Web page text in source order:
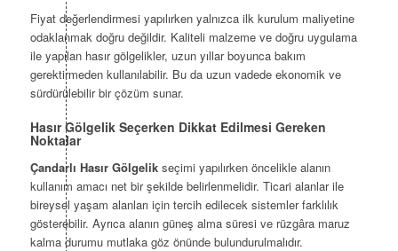
Fiyat değerlendirmesi yapılırken yalnızca ilk kurulum maliyetine
odaklanmak doğru değildir. Kaliteli malzeme ve doğru uygulama
ile yapılan hasır gölgelikler, uzun yıllar boyunca bakım
gerektirmeden kullanılabilir. Bu da uzun vadede ekonomik ve
sürdürülebilir bir çözüm sunar.
Hasır Gölgelik Seçerken Dikkat Edilmesi Gereken
Noktalar
Çandarlı Hasır Gölgelikseçimi yapılırken öncelikle alanın
kullanım amacı net bir şekilde belirlenmelidir. Ticari alanlar ile
bireysel yaşam alanları için tercih edilecek sistemler farklılık
gösterebilir. Ayrıca alanın güneş alma süresi ve rüzgâra maruz
kalma durumu mutlaka göz önünde bulundurulmalıdır.